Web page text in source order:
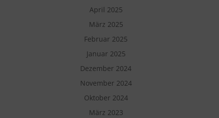
April 2025
März 2025
Februar 2025
Januar 2025
Dezember 2024
November 2024
Oktober 2024
März 2023